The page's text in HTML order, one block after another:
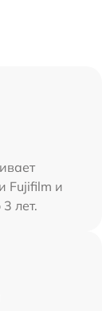
Fujifilm и
лет.